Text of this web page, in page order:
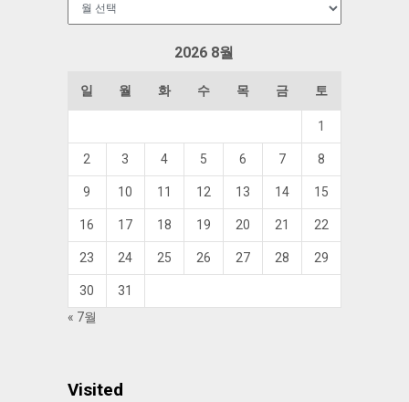
2026 8월
일 월 화 수 목 금 토
1
2 3 4 5 6 7 8
9 10 11 12 13 14 15
16 17 18 19 20 21 22
23 24 25 26 27 28 29
30
31
« 7월
Visited